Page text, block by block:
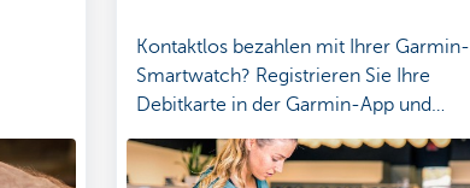
Kontaktlos bezahlen mit Ihrer Garmin-
Smartwatch? Registrieren Sie Ihre
Debitkarte in der Garmin-App und
bezahlen Sie ohne Mobiltelefon oder
Bargeld. Schnell und sicher!